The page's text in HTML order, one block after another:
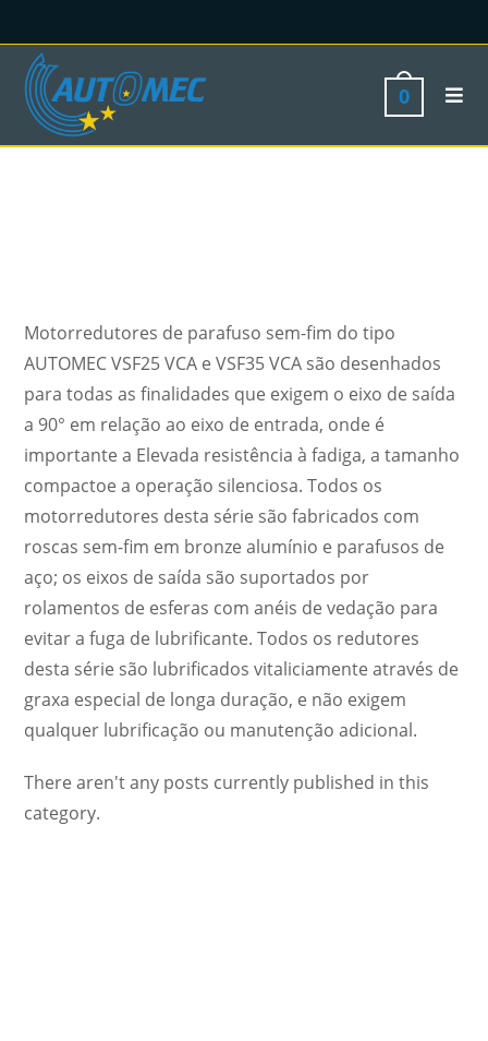
0
Motorredutores de parafuso sem-fim do tipo
AUTOMEC VSF25 VCA e VSF35 VCA são desenhados
para todas as finalidades que exigem o eixo de saída
a 90° em relação ao eixo de entrada, onde é
importante a Elevada resistência à fadiga, a tamanho
compactoe a operação silenciosa. Todos os
motorredutores desta série são fabricados com
roscas sem-fim em bronze alumínio e parafusos de
aço; os eixos de saída são suportados por
rolamentos de esferas com anéis de vedação para
evitar a fuga de lubrificante. Todos os redutores
desta série são lubrificados vitaliciamente através de
graxa especial de longa duração, e não exigem
qualquer lubrificação ou manutenção adicional.
There aren't any posts currently published in this
category.